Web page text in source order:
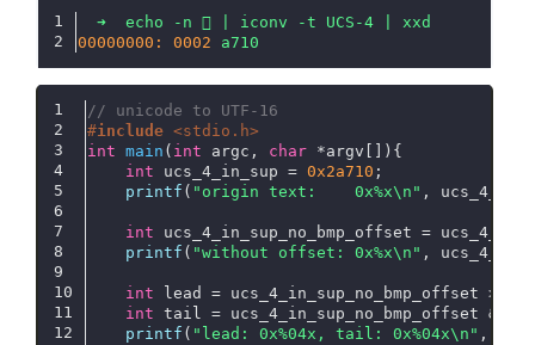
➜ echo -n 𪜐 iconv -t UCS-4
xxd
00000000:
0002 a710
// unicode to UTF-16
#include <stdio.h>
int
main ( int argc, char *argv[]) {
int ucs_4_in_sup = 0x2a710 ;
printf ( "origin text:    0x%x\n" ,
int ucs_4_in_sup_no_bmp_offset =
printf ( "without offset: 0x%x\n" ,
int lead = ucs_4_in_sup_no_bmp_offset >>
int tail = ucs_4_in_sup_no_bmp_offset &
printf ( "lead: 0x%04x, tail: 0x%04x\n" ,